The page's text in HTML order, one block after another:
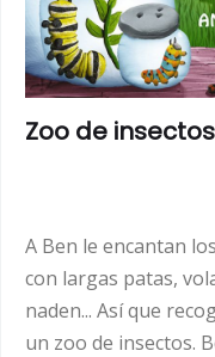
Zoo de insectos
A Ben le encantan
con largas patas,
naden... Así que
un zoo de insectos.